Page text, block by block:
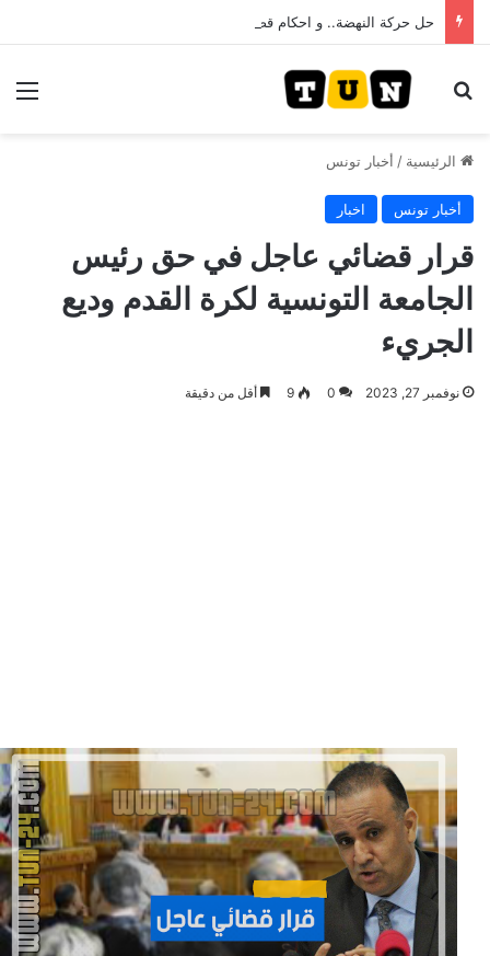
بحث عن
الرئيسية / أخبار تونس
أخبار تونس اخبار
قرار قضائي عاجل في حق رئيس
الجامعة التونسية لكرة القدم وديع
الجريء
نوفمبر 27, 2023 0
9 أقل من دقيقة